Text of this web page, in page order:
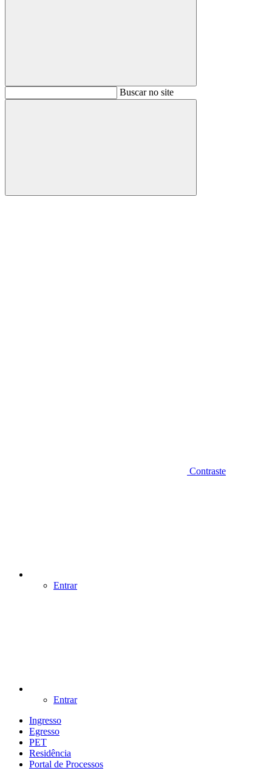
BuscarBuscar no site
Buscar
Contraste
Entrar
Entrar
Ingresso
Egresso
PET
Residência
Portal de Processos